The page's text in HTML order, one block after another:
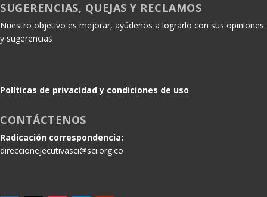
SUGERENCIAS, QUEJAS Y RECLAMOS
Nuestro objetivo es mejorar, ayúdenos a lograrlo con sus opiniones
y sugerencias
Políticas de privacidad y condiciones de uso
CONTÁCTENOS
Radicación correspondencia:
direccionejecutivasci@sci.org.co